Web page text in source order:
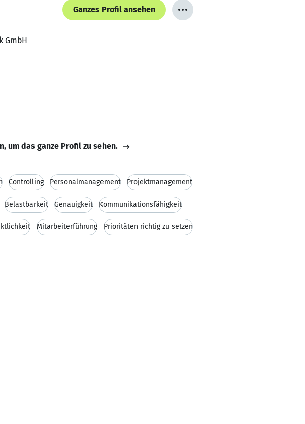
Ganzes Profil ansehen
GmbH
um das ganze Profil zu sehen.
Controlling Personalmanagement Projektmanagement
Belastbarkeit Genauigkeit Kommunikationsfähigkeit
Mitarbeiterführung Prioritäten richtig zu setzen